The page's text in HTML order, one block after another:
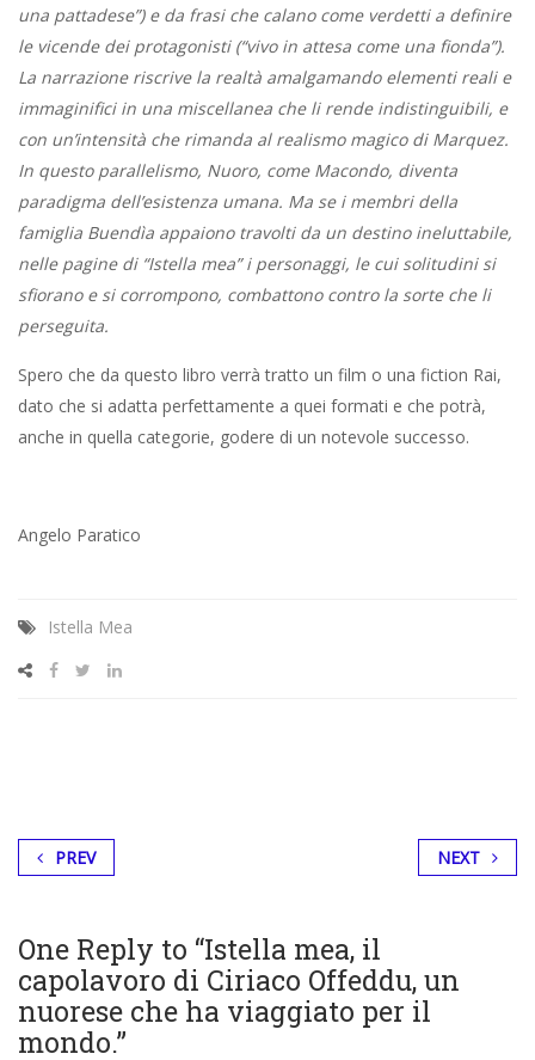
una pattadese”) e da frasi che calano come verdetti a definire
le vicende dei protagonisti (“vivo in attesa come una fionda”).
La narrazione riscrive la realtà amalgamando elementi reali e
immaginifici in una miscellanea che li rende indistinguibili, e
con un’intensità che rimanda al realismo magico di Marquez.
In questo parallelismo, Nuoro, come Macondo, diventa
paradigma dell’esistenza umana. Ma se i membri della
famiglia Buendìa appaiono travolti da un destino ineluttabile,
nelle pagine di “Istella mea” i personaggi, le cui solitudini si
sfiorano e si corrompono, combattono contro la sorte che li
perseguita.
Spero che da questo libro verrà tratto un film o una fiction Rai,
dato che si adatta perfettamente a quei formati e che potrà,
anche in quella categorie, godere di un notevole successo.
Angelo Paratico
Istella Mea
PREV NEXT
One Reply to “Istella mea, il
capolavoro di Ciriaco Offeddu, un
nuorese che ha viaggiato per il
mondo.”